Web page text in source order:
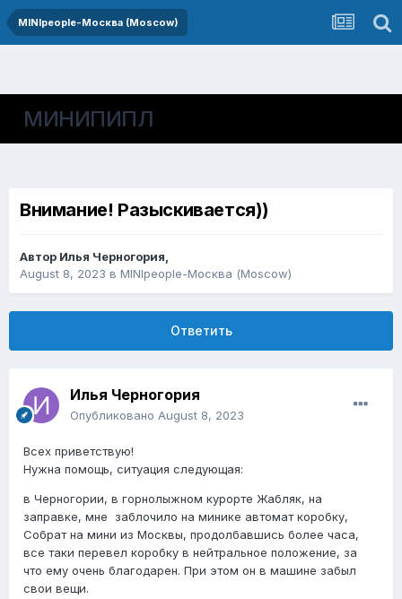
MINIpeople-Москва (Moscow)
МИНИПИПЛ
Внимание! Разыскивается))
Автор Илья Черногория,
August 8, 2023 в MINIpeople-Москва (Moscow)
Ответить
Илья Черногория
Опубликовано August 8, 2023
Всех приветствую!
Нужна помощь, ситуация следующая:
в Черногории, в горнолыжном курорте Жабляк, на
заправке, мне заблочило на минике автомат коробку,
Собрат на мини из Москвы, продолбавшись более часа,
все таки перевел коробку в нейтральное положение, за
что ему очень благодарен. При этом он в машине забыл
свои вещи.